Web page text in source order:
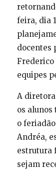
feira, dia
docentes
Frederico
equipes
A
os
o
Andréa,
estrutura
sejam